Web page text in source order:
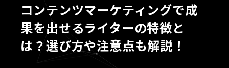
コンテンツマーケティングで成
果を出せるライターの特徴と
は？選び方や注意点も解説！